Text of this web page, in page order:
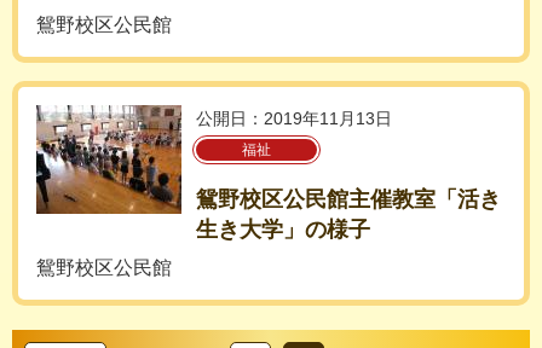
鴛野校区公民館
公開日：2019年11月13日
福祉
鴛野校区公民館主催教室「活き
生き大学」の様子
鴛野校区公民館